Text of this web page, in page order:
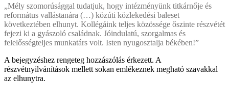
„Mély szomorúsággal tudatjuk, hogy intézményünk titkárnője és
református vallástanára (…) közúti közlekedési baleset
következtében elhunyt. Kollégáink teljes közössége őszinte részvétét
fejezi ki a gyászoló családnak. Jóindulatú, szorgalmas és
felelősségteljes munkatárs volt. Isten nyugosztalja békében!”
A bejegyzéshez rengeteg hozzászólás érkezett. A
részvétnyilvánítások mellett sokan emlékeznek megható szavakkal
az elhunytra.